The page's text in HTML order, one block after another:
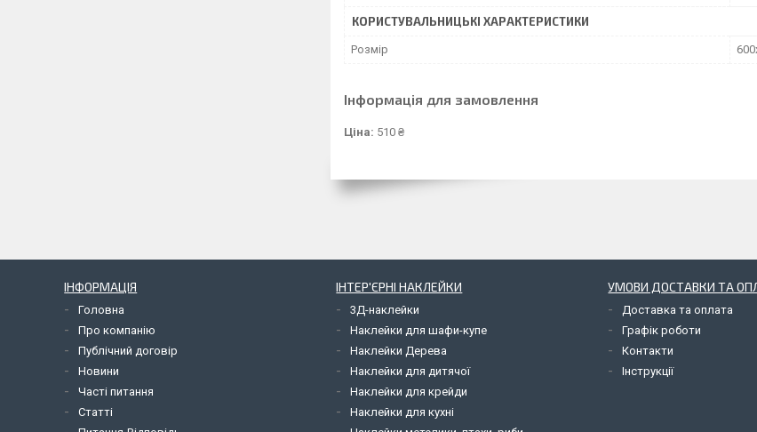
КОРИСТУВАЛЬНИЦЬКІ ХАРАКТЕРИСТИКИ
Розмір
Інформація для замовлення
Ціна: 510 ₴
ІНФОРМАЦІЯ
Головна
Про компанію
Публічний договір
Новини
Часті питання
Статті
ІНТЕР'ЄРНІ НАКЛЕЙКИ
3Д-наклейки
Наклейки для шафи-купе
Наклейки Дерева
Наклейки для дитячої
Наклейки для крейди
Наклейки для кухні
УМОВИ ДОСТАВКИ ТА
Доставка та оплата
Графік роботи
Контакти
Інструкції